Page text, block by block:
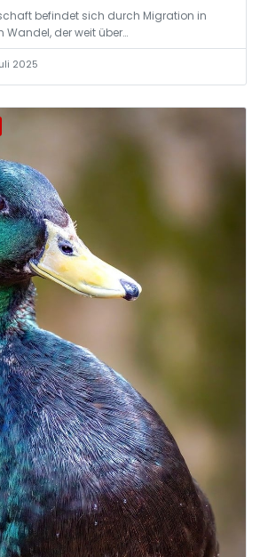
befindet sich durch Migration in
der weit über…
2025